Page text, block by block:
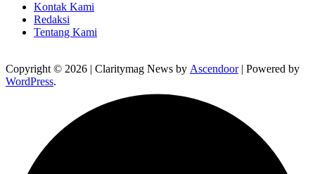
Kontak Kami
Redaksi
Tentang Kami
Copyright © 2026 | Claritymag News by Ascendoor| Powered by
WordPress.